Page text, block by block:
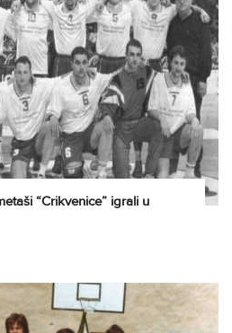
“Crikvenice” igrali u